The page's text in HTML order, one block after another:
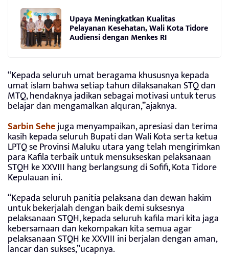
Upaya Meningkatkan Kualitas
Pelayanan Kesehatan, Wali Kota Tidore
Audiensi dengan Menkes RI
“Kepada seluruh umat beragama khususnya kepada
umat islam bahwa setiap tahun dilaksanakan STQ dan
MTQ, hendaknya jadikan sebagai motivasi untuk terus
belajar dan mengamalkan alquran,”ajaknya.
Sarbin Sehejuga menyampaikan, apresiasi dan terima
kasih kepada seluruh Bupati dan Wali Kota serta ketua
LPTQ se Provinsi Maluku utara yang telah mengirimkan
para Kafila terbaik untuk mensukseskan pelaksanaan
STQH ke XXVIII hang berlangsung di Sofifi, Kota Tidore
Kepulauan ini.
“Kepada seluruh panitia pelaksana dan dewan hakim
untuk bekerjalah dengan baik demi suksesnya
pelaksanaan STQH, kepada seluruh kafila mari kita jaga
kebersamaan dan kekompakan kita semua agar
pelaksanaan STQH ke XXVIII ini berjalan dengan aman,
lancar dan sukses,”ucapnya.